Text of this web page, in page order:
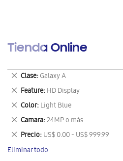
Tienda Online
Clase Galaxy A
Eliminar
este
artículo
Feature HD Display
Eliminar
este
artículo
Color Light Blue
Eliminar
este
artículo
Camara 24MP o más
Eliminar
este
artículo
Precio US$ 0.00 - US$ 999.99
Eliminar
este
artículo
Eliminar todo